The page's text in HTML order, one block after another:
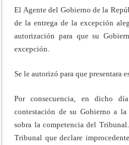
El Agente del Gobierno de la
de la entrega de la excepción
autorización para que su
excepción.
Se le autorizó para que presentara
Por consecuencia, en dicho
contestación de su Gobierno a
sobra la competencia del
Tribunal que declare